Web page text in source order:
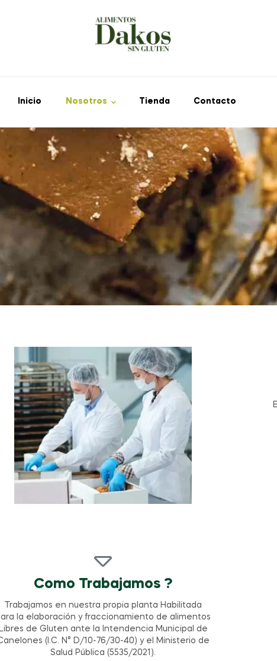
Inicio Nosotros Tienda Contacto
Como Trabajamos ?
Trabajamos en nuestra propia planta Habilitada
la elaboración y fraccionamiento de alimentos
de Gluten ante la Intendencia Municipal de
(I.C. N° D/10-76/30-40) y el Ministerio de
Salud Pública (5535/2021).